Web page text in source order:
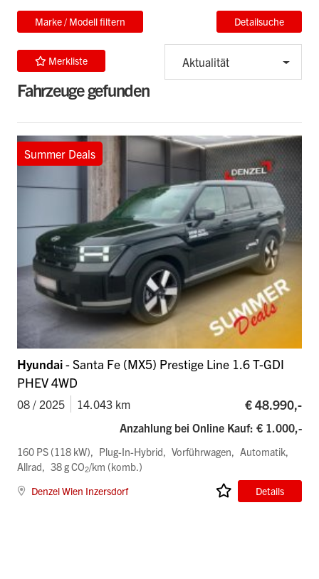
Marke / Modell filtern Detailsuche
Merkliste Aktualität
Fahrzeuge gefunden
Summer Deals
Hyundai- Santa Fe (MX5) Prestige Line 1.6 T-GDI
PHEV 4WD
08 / 2025 14.043 km € 48.990,-
Anzahlung bei Online Kauf: € 1.000,-
160 PS (118 kW) Plug-In-Hybrid Vorführwagen
Automatik
Allrad
38 g CO2/km (komb.)
Denzel Wien Inzersdorf
Details